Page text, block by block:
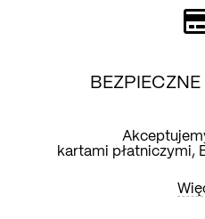
kartami płatniczymi,